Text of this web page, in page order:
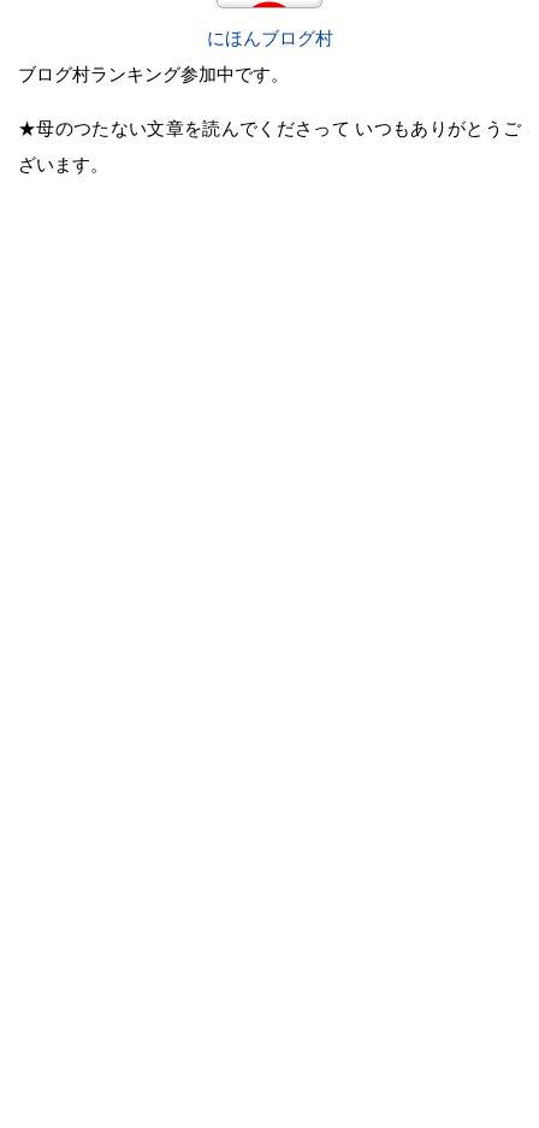
にほんブログ村
ブログ村ランキング参加中です。
★母のつたない文章を読んでくださって いつもありがとうご
ざいます。